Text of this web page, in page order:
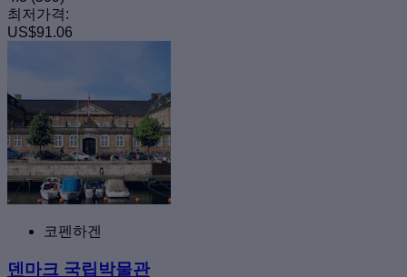
최저가격:
US$91.06
코펜하겐
덴마크 국립박물관